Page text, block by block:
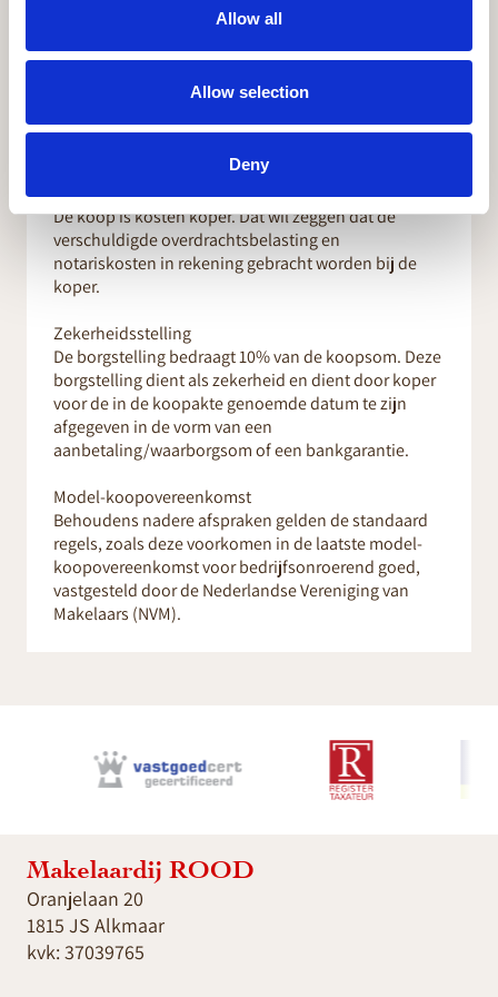
Allow all
Allow selection
Deny
Vereniging van Eigenaars:
bijdrage (jaar 2024): Euro 750,--.
Omzetbelasting/ kosten koper
De koop is kosten koper. Dat wil zeggen dat de
verschuldigde overdrachtsbelasting en
notariskosten in rekening gebracht worden bij de
koper.
Zekerheidsstelling
De borgstelling bedraagt 10% van de koopsom. Deze
borgstelling dient als zekerheid en dient door koper
voor de in de koopakte genoemde datum te zijn
afgegeven in de vorm van een
aanbetaling/waarborgsom of een bankgarantie.
Model-koopovereenkomst
Behoudens nadere afspraken gelden de standaard
regels, zoals deze voorkomen in de laatste model-
koopovereenkomst voor bedrijfsonroerend goed,
vastgesteld door de Nederlandse Vereniging van
Makelaars (NVM).
Makelaardij ROOD
Oranjelaan 20
1815 JS Alkmaar
kvk: 37039765